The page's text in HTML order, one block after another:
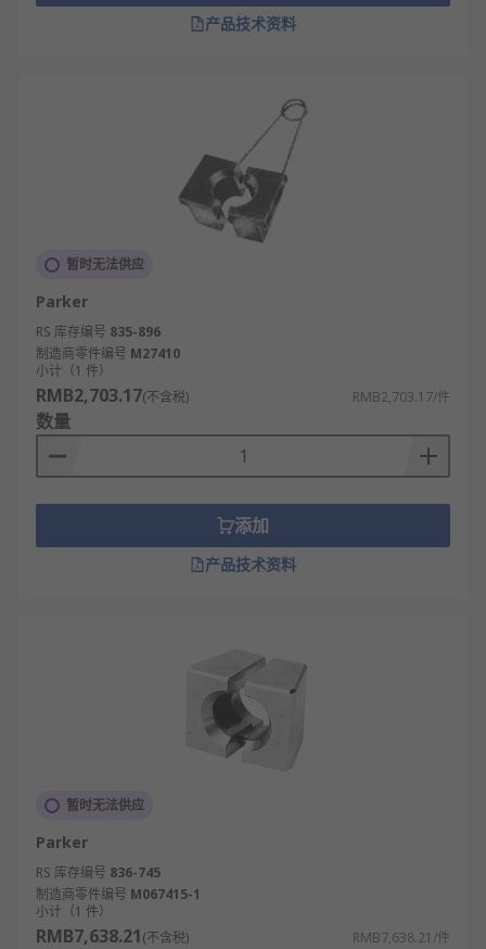
产品技术资料
暂时无法供应
Parker
RS 库存编号 835-896
制造商零件编号 M27410
小计（1 件）
RMB2,703.17(不含税) RMB2,703.17/件
数量
添加
产品技术资料
暂时无法供应
Parker
RS 库存编号 836-745
制造商零件编号 M067415-1
小计（1 件）
RMB7,638.21(不含税) RMB7,638.21/件